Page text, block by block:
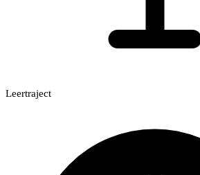
Leertraject